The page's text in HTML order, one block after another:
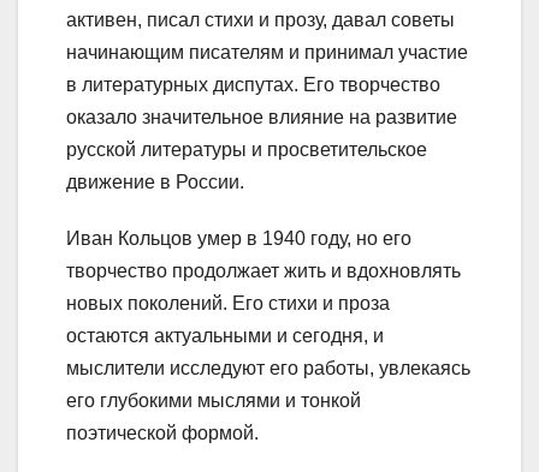
активен, писал стихи и прозу, давал советы
начинающим писателям и принимал участие
в литературных диспутах. Его творчество
оказало значительное влияние на развитие
русской литературы и просветительское
движение в России.
Иван Кольцов умер в 1940 году, но его
творчество продолжает жить и вдохновлять
новых поколений. Его стихи и проза
остаются актуальными и сегодня, и
мыслители исследуют его работы, увлекаясь
его глубокими мыслями и тонкой
поэтической формой.